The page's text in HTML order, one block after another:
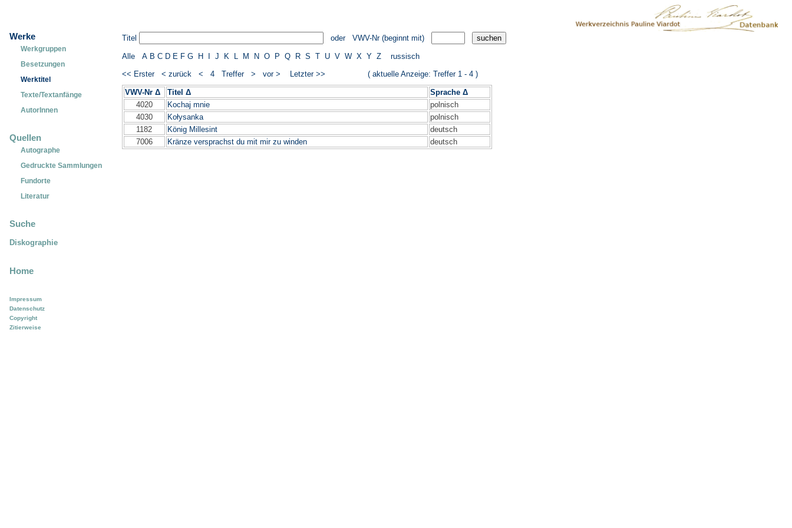
Werke
Werkgruppen
Besetzungen
Werktitel
Texte/Textanfänge
AutorInnen
Quellen
Autographe
Gedruckte Sammlungen
Fundorte
Literatur
Suche
Diskographie
Home
Impressum
Datenschutz
Copyright
Zitierweise
Titel oder VWV-Nr (beginnt mit)
Alle A B C D E F G H J K M N O P Q R S T U V W X Y Z
russisch
<< Erster
< zurück < 4 Treffer > vor > Letzter >> ( aktuelle Anzeige: Treffer 1 - 4 )
VWV-Nr Δ Titel Δ
Sprache Δ
4020
Kochaj mnie
polnisch
4030
Kołysanka
polnisch
1182
König Millesint
deutsch
7006
Kränze versprachst du mit mir zu winden deutsch